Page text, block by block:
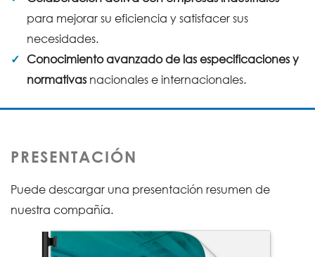
para mejorar su eficiencia y satisfacer sus
necesidades.
Conocimiento avanzado de las especificaciones y
normativas nacionales e internacionales.
PRESENTACIÓN
Puede descargar una presentación resumen de
nuestra compañía.